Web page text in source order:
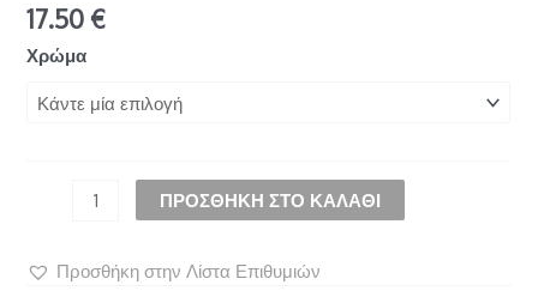
17.50€
Χρώμα
ΠΡΟΣΘΉΚΗ ΣΤΟ ΚΑΛΆΘΙ
Προσθήκη στην Λίστα Επιθυμιών